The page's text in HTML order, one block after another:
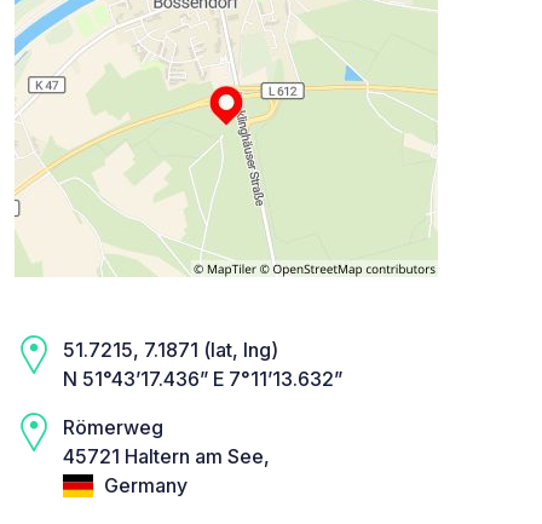
51.7215, 7.1871 (lat, lng)
N 51°43’17.436” E 7°11’13.632”
Römerweg
45721 Haltern am See,
Germany